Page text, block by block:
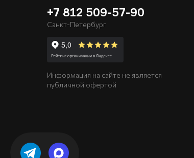
+7 812 509-57-90
Санкт-Петербург
Информация на сайте не является
публичной офертой